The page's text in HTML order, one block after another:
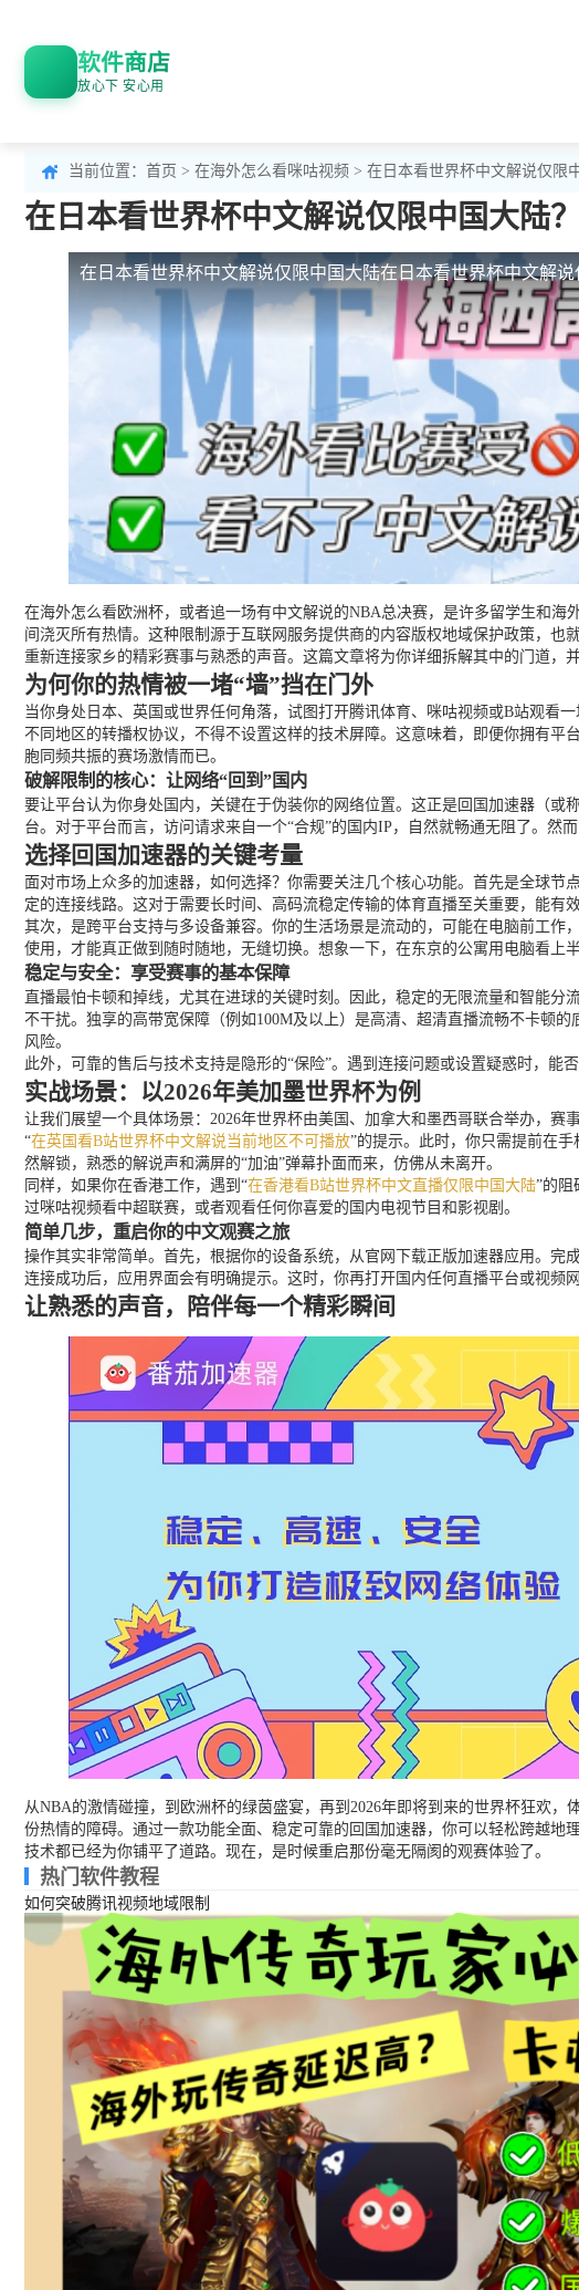
软件商店
放心下 安心用
当前位置： 首页 > 在海外怎么看咪咕视频 > 在日本看世界杯中文解说仅限
在日本看世界杯中文解说仅限中国大陆
在日本看世界杯中文解说仅限中国大陆在日本看世界杯中文解
在海外怎么看欧洲杯，或者追一场有中文解说的NBA总决赛，是许多留学生和
间浇灭所有热情。这种限制源于互联网服务提供商的内容版权地域保护政策，也
重新连接家乡的精彩赛事与熟悉的声音。这篇文章将为你详细拆解其中的门道，
为何你的热情被一堵“墙”挡在门外
当你身处日本、英国或世界任何角落，试图打开腾讯体育、咪咕视频或B站观看
不同地区的转播权协议，不得不设置这样的技术屏障。这意味着，即便你拥有
胞同频共振的赛场激情而已。
破解限制的核心：让网络“回到”国内
要让平台认为你身处国内，关键在于伪装你的网络位置。这正是回国加速器（
台。对于平台而言，访问请求来自一个“合规”的国内IP，自然就畅通无阻了。然
选择回国加速器的关键考量
面对市场上众多的加速器，如何选择？你需要关注几个核心功能。首先是全球
定的连接线路。这对于需要长时间、高码流稳定传输的体育直播至关重要，能有
其次，是跨平台支持与多设备兼容。你的生活场景是流动的，可能在电脑前工作
使用，才能真正做到随时随地，无缝切换。想象一下，在东京的公寓用电脑看上
稳定与安全：享受赛事的基本保障
直播最怕卡顿和掉线，尤其在进球的关键时刻。因此，稳定的无限流量和智能
不干扰。独享的高带宽保障（例如100M及以上）是高清、超清直播流畅不卡顿
风险。
此外，可靠的售后与技术支持是隐形的“保险”。遇到连接问题或设置疑惑时，能
实战场景：以2026年美加墨世界杯为例
让我们展望一个具体场景：2026年世界杯由美国、加拿大和墨西哥联合举办，
“在英国看B站世界杯中文解说当前地区不可播放”的提示。此时，你只需提前在
然解锁，熟悉的解说声和满屏的“加油”弹幕扑面而来，仿佛从未离开。
同样，如果你在香港工作，遇到“在香港看B站世界杯中文直播仅限中国大陆”的阻
过咪咕视频看中超联赛，或者观看任何你喜爱的国内电视节目和影视剧。
简单几步，重启你的中文观赛之旅
操作其实非常简单。首先，根据你的设备系统，从官网下载正版加速器应用。完
连接成功后，应用界面会有明确提示。这时，你再打开国内任何直播平台或视频
让熟悉的声音，陪伴每一个精彩瞬间
从NBA的激情碰撞，到欧洲杯的绿茵盛宴，再到2026年即将到来的世界杯狂欢
份热情的障碍。通过一款功能全面、稳定可靠的回国加速器，你可以轻松跨越地
技术都已经为你铺平了道路。现在，是时候重启那份毫无隔阂的观赛体验了。
热门软件教程
如何突破腾讯视频地域限制